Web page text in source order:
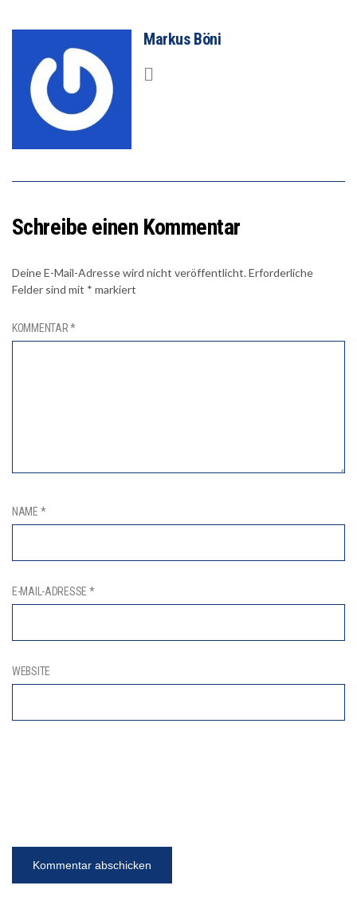
Markus Böni
Schreibe einen Kommentar
Deine E-Mail-Adresse wird nicht veröffentlicht.Erforderliche
Felder sind mit * markiert
KOMMENTAR*
NAME *
E-MAIL-ADRESSE *
WEBSITE